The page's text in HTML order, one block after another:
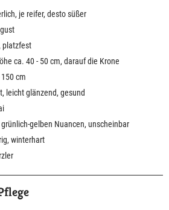
je reifer, desto süßer
platzfest
ca. 40 - 50 cm, darauf die Krone
cm
leicht glänzend, gesund
gelben Nuancen, unscheinbar
winterhart